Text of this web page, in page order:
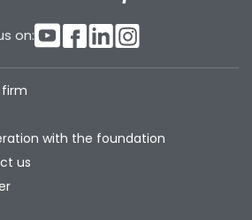
on:
with the foundation
us